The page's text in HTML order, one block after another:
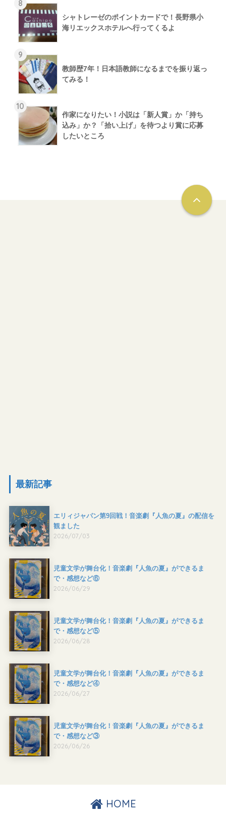
8
シャトレーゼのポイントカードで！長野県小
海リエックスホテルへ行ってくるよ
9
教師歴7年！日本語教師になるまでを振り返っ
てみる！
10
作家になりたい！小説は「新人賞」か「持ち
込み」か？「拾い上げ」を待つより賞に応募
したいところ
最新記事
エリィジャパン第9回戦！音楽劇『人魚の夏』の配信を
観ました
2026/07/03
児童文学が舞台化！音楽劇『人魚の夏』ができるま
で・感想など⑥
2026/06/29
児童文学が舞台化！音楽劇『人魚の夏』ができるま
で・感想など⑤
2026/06/28
児童文学が舞台化！音楽劇『人魚の夏』ができるま
で・感想など④
2026/06/27
児童文学が舞台化！音楽劇『人魚の夏』ができるま
で・感想など③
2026/06/26
HOME